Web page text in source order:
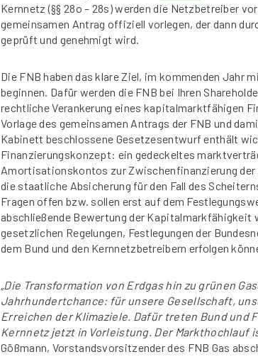
Kernnetz (§§ 28o – 28s) werden die Netzbetreiber
gemeinsamen Antrag offiziell vorlegen, der dann
geprüft und genehmigt wird.
Die FNB haben das klare Ziel, im kommenden Jahr
beginnen. Dafür werden die FNB bei Ihren
rechtliche Verankerung eines kapitalmarktfähigen
Vorlage des gemeinsamen Antrags der FNB und
Kabinett beschlossene Gesetzesentwurf enthält
Finanzierungskonzept: ein gedeckeltes
Amortisationskontos zur Zwischenfinanzierung der
die staatliche Absicherung für den Fall des
Fragen offen bzw. sollen erst auf dem
abschließende Bewertung der
gesetzlichen Regelungen, Festlegungen der
dem Bund und den Kernnetzbetreibern erfolgen
„Die Transformation von Erdgas hin zu grünen
Jahrhundertchance: für unsere Gesellschaft,
Erreichen der Klimaziele. Dafür treten Bund
Kernnetz jetzt in Vorleistung. Der Markthochlauf
Gößmann, Vorstandsvorsitzender des FNB Gas